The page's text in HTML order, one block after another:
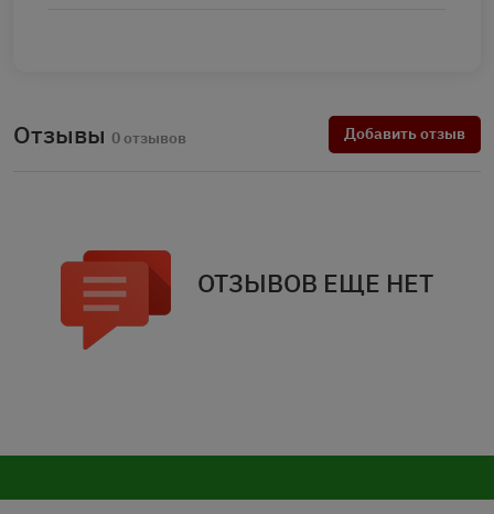
Отзывы 0 отзывов Добавить отзыв
ОТЗЫВОВ ЕЩЕ НЕТ